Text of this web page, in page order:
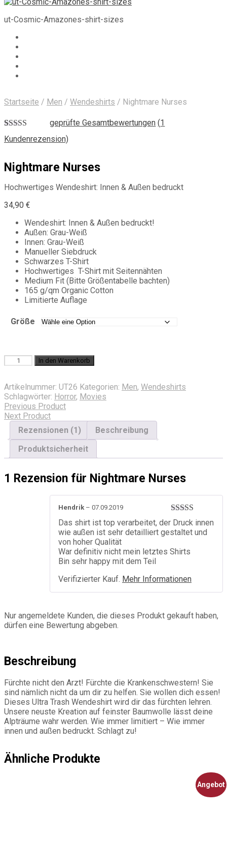
ut-Cosmic-Amazones-shirt-sizes
Startseite / Men / Wendeshirts / Nightmare Nurses
Bewertet mit
5.00von 5,
1
geprüfte Gesamtbewertungen (1
Kundenrezension)
Nightmare Nurses
Hochwertiges Wendeshirt: Innen & Außen bedruckt
34,90 €
Wendeshirt: Innen & Außen bedruckt!
Außen: Grau-Weiß
Innen: Grau-Weiß
Manueller Siebdruck
Schwarzes T-Shirt
Hochwertiges T-Shirt mit Seitennähten
Medium Fit (Bitte Größentabelle bachten)
165 g/qm Organic Cotton
Limitierte Auflage
Größe
Nightmare
Nurses
In den Warenkorb
Artikelnummer: UT26 Kategorien: Men, Wendeshirts
Schlagwörter: Horror, Movies
Previous Product
Next Product
Rezensionen (1)
Beschreibung
Produktsicherheit
1 Rezension für Nightmare Nurses
Bewertet mit
5von 5
Hendrik – 07.09.2019
Das shirt ist top verarbeitet, der Druck innen
wie außen ist sehr detailliert gestaltet und
von hoher Qualität
War definitiv nicht mein letztes Shirts
Bin sehr happy mit dem Teil
Verifizierter Kauf. Mehr Informationen
Nur angemeldete Kunden, die dieses Produkt gekauft haben,
dürfen eine Bewertung abgeben.
Beschreibung
Fürchte nicht den Arzt! Fürchte die Krankenschwestern! Sie
sind nämlich nicht da um dir zu helfen. Sie wollen dich essen!
Dieses Ultra Trash Wendeshirt wird dir das fürchten lehren.
Unsere neuste Kreation auf feinster Baumwolle lässt deine
Alpträume wahr werden. Wie immer limitiert – Wie immer
innen und außen bedruckt. Schlagt zu!
Ähnliche Produkte
Angebot